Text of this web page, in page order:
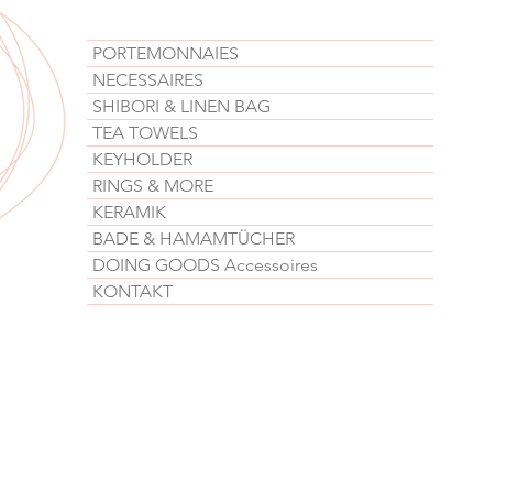
PORTEMONNAIES
NECESSAIRES
SHIBORI & LINEN BAG
TEA TOWELS
KEYHOLDER
RINGS & MORE
KERAMIK
BADE & HAMAMTÜCHER
DOING GOODS Accessoires
KONTAKT